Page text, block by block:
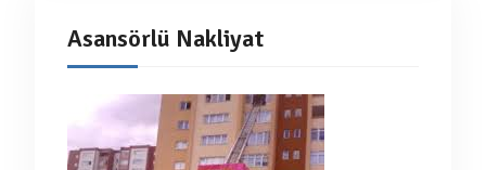
Asansörlü Nakliyat